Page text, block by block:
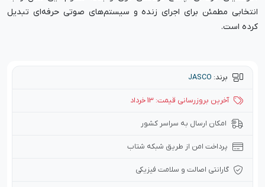
انتخابی مطمئن برای اجرای زنده و سیستم‌های صوتی حرفه‌ای تبدیل
کرده است.
برند: JASCO
آخرین بروزرسانی قیمت: 13 خرداد
امکان ارسال به سراسر کشور
پرداخت امن از طریق شبکه شتاب
گارانتی اصالت و سلامت فیزیکی